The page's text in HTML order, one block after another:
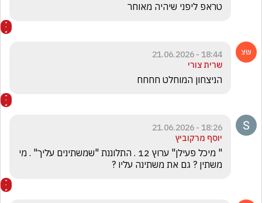
טראפ ליפני שיהיה מאוחר
18:44 - 21.06.2026
שרית צורי
הניצחון המוחלט חחחח
18:26 - 21.06.2026
יוסף מרקוביץ
משתין ? גם את משתינה עליו ?